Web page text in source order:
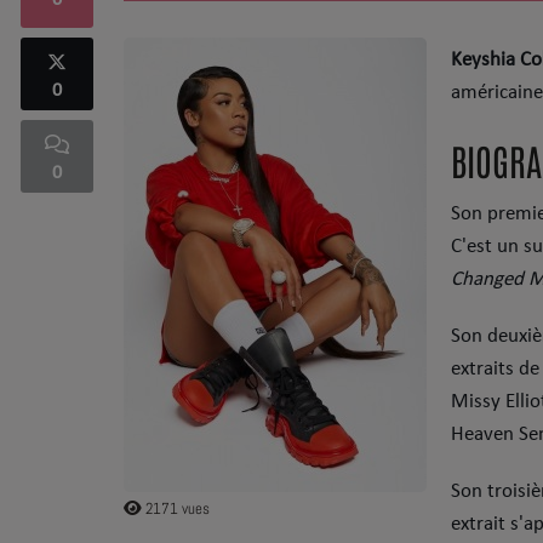
SOUL ADDICT PLAY
Flash News
5 bonnes raisons
Dans ton Téléphone
URBAN CULTURE
0
0
2171 vues
Keyshia
Son
C'est un
Changed
Son
extraits
Missy
Heaven
Son
extrait